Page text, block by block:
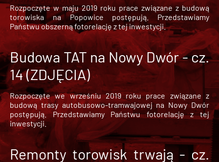
Rozpoczęte w maju 2019 roku prace związane z budową
torowiska na Popowice
postępują. Przedstawiamy
Państwu obszerną fotorelację z tej inwestycji.
Budowa TAT na Nowy Dwór - cz.
14 (ZDJĘCIA)
Rozpoczęte we wrześniu 2019 roku prace związane z
budową trasy autobusowo-tramwajowej na Nowy Dwór
postępują. Przedstawiamy Państwu fotorelację z tej
inwestycji.
Remonty torowisk trwają - cz.